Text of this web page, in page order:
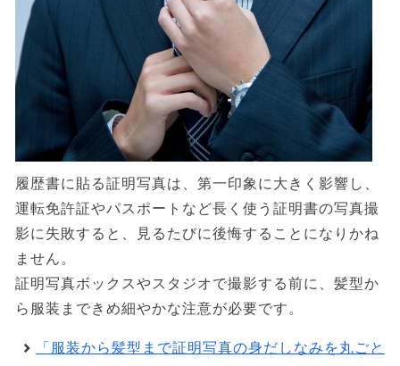
履歴書に貼る証明写真は、第一印象に大きく影響し、
運転免許証やパスポートなど長く使う証明書の写真撮
影に失敗すると、見るたびに後悔することになりかね
ません。
証明写真ボックスやスタジオで撮影する前に、髪型か
ら服装まできめ細やかな注意が必要です。
「服装から髪型まで証明写真の身だしなみを丸ごと